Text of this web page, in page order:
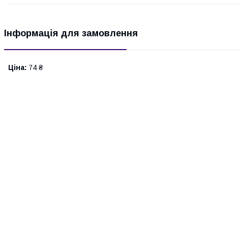
Інформація для замовлення
Ціна: 74 ₴